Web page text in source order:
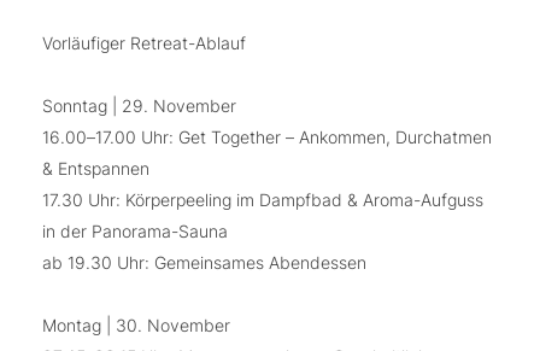
Vorläufiger Retreat-Ablauf
Sonntag | 29. November
16.00–17.00 Uhr: Get Together – Ankommen, Durchatmen
& Entspannen
17.30 Uhr: Körperpeeling im Dampfbad & Aroma-Aufguss
in der Panorama-Sauna
ab 19.30 Uhr: Gemeinsames Abendessen
Montag | 30. November